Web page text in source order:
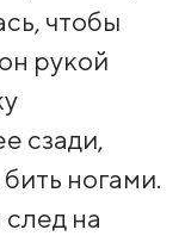
чтобы
рукой
сзади,
ногами.
на